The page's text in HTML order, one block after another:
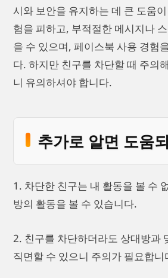
시와 보안을 유지하는 데 큰 도움
험을 피하고, 부적절한 메시지나
을 수 있으며, 페이스북 사용 경험
다. 하지만 친구를 차단할 때 주의
니 유의하셔야 합니다.
추가로 알면 도움
1. 차단한 친구는 내 활동을 볼 수
방의 활동을 볼 수 있습니다.
2. 친구를 차단하더라도 상대방과
직면할 수 있으니 주의가 필요합니